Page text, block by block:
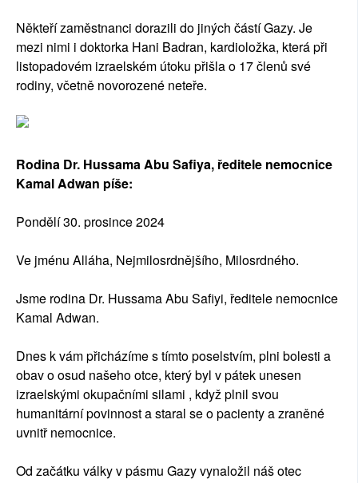
Někteří zaměstnanci dorazili do jiných částí Gazy. Je
mezi nimi i doktorka Hani Badran, kardioložka, která při
listopadovém izraelském útoku přišla o 17 členů své
rodiny, včetně novorozené neteře.
Rodina Dr. Hussama Abu Safiya, ředitele nemocnice
Kamal Adwan píše:
Pondělí 30. prosince 2024
Ve jménu Alláha, Nejmilosrdnějšího, Milosrdného.
Jsme rodina Dr. Hussama Abu Safiyi, ředitele nemocnice
Kamal Adwan.
Dnes k vám přicházíme s tímto poselstvím, plni bolesti a
obav o osud našeho otce, který byl v pátek unesen
izraelskými okupačními silami , když plnil svou
humanitární povinnost a staral se o pacienty a zraněné
uvnitř nemocnice.
Od začátku války v pásmu Gazy vynaložil náš otec